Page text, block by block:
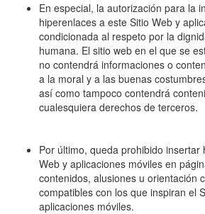
En especial, la autorización para la
hiperenlaces a este Sitio Web y
condicionada al respeto por la
humana. El sitio web en el que se
no contendrá informaciones o
a la moral y a las buenas
así como tampoco contendrá
cualesquiera derechos de terceros.
Por último, queda prohibido insertar
Web y aplicaciones móviles en
contenidos, alusiones u orientación
compatibles con los que inspiran el
aplicaciones móviles.